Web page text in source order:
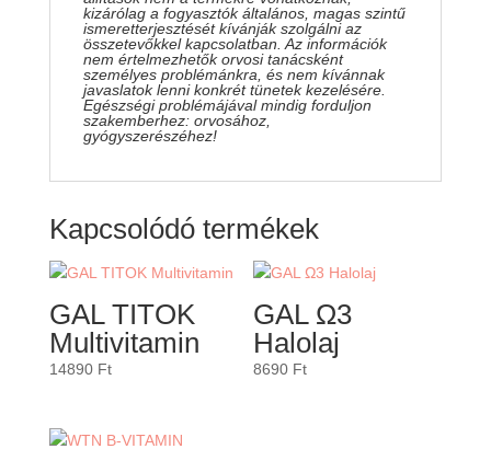
kizárólag a fogyasztók általános, magas szintű
ismeretterjesztését kívánják szolgálni az
összetevőkkel kapcsolatban. Az információk
nem értelmezhetők orvosi tanácsként
személyes problémánkra, és nem kívánnak
javaslatok lenni konkrét tünetek kezelésére.
Egészségi problémájával mindig forduljon
szakemberhez: orvosához,
gyógyszerészéhez!
Kapcsolódó termékek
GAL TITOK
Multivitamin
14890 Ft
GAL Ω3
Halolaj
8690 Ft